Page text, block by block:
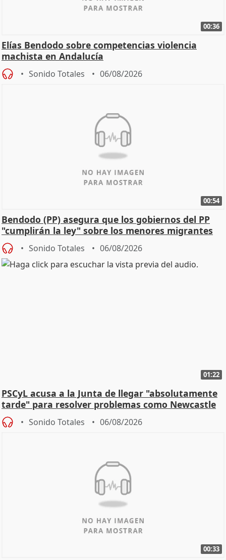
00:36
Elías Bendodo sobre competencias violencia
machista en Andalucía
Sonido Totales 06/08/2026
00:54
Bendodo (PP) asegura que los gobiernos del PP
"cumplirán la ley" sobre los menores migrantes
Sonido Totales 06/08/2026
01:22
PSCyL acusa a la Junta de llegar "absolutamente
tarde" para resolver problemas como Newcastle
Sonido Totales 06/08/2026
00:33